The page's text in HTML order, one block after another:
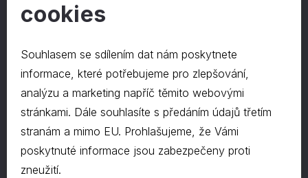
O společnosti
Kontakt
O nás
Kontakty
577 222 666
©2024 PD-HRAPA s.r.o.
cookies
Souhlasem se sdílením dat nám poskytnete
informace, které potřebujeme pro zlepšování,
analýzu a marketing napříč těmito webovými
stránkami. Dále souhlasíte s předáním údajů třetím
stranám a mimo EU. Prohlašujeme, že Vámi
poskytnuté informace jsou zabezpečeny proti
zneužití.